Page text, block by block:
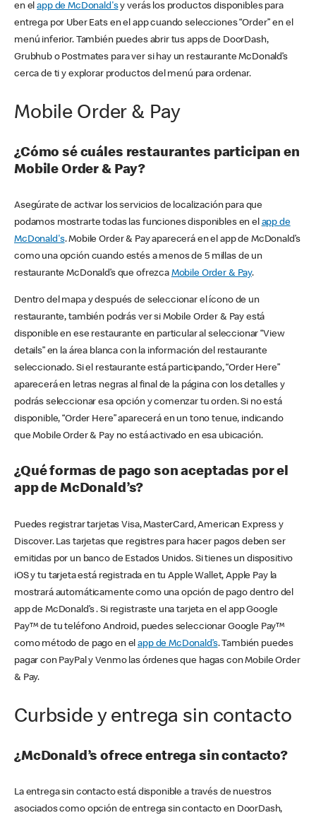
en elapp de McDonald'sy verás los productos disponibles para
entrega por Uber Eats en el app cuando selecciones “Order” en el
menú inferior. También puedes abrir tus apps de DoorDash,
Grubhub o Postmates para ver si hay un restaurante McDonald’s
cerca de ti y explorar productos del menú para ordenar.
Mobile Order & Pay
¿Cómo sé cuáles restaurantes participan en
Mobile Order & Pay?
Asegúrate de activar los servicios de localización para que
podamos mostrarte todas las funciones disponibles en el app de
McDonald's. Mobile Order & Pay aparecerá en el app de McDonald’s
como una opción cuando estés a menos de 5 millas de un
restaurante McDonald’s que ofrezca Mobile Order & Pay.
Dentro del mapa y después de seleccionar el ícono de un
restaurante, también podrás ver si Mobile Order & Pay está
disponible en ese restaurante en particular al seleccionar “View
details” en la área blanca con la información del restaurante
seleccionado. Si el restaurante está participando, “Order Here”
aparecerá en letras negras al final de la página con los detalles y
podrás seleccionar esa opción y comenzar tu orden. Si no está
disponible, “Order Here” aparecerá en un tono tenue, indicando
que Mobile Order & Pay no está activado en esa ubicación.
¿Qué formas de pago son aceptadas por el
app de McDonald’s?
Puedes registrar tarjetas Visa, MasterCard, American Express y
Discover. Las tarjetas que registres para hacer pagos deben ser
emitidas por un banco de Estados Unidos. Si tienes un dispositivo
iOS y tu tarjeta está registrada en tu Apple Wallet, Apple Pay la
mostrará automáticamente como una opción de pago dentro del
app de McDonald’s . Si registraste una tarjeta en el app Google
Pay™ de tu teléfono Android, puedes seleccionar Google Pay™
como método de pago en elapp de McDonald’s. También puedes
pagar con PayPal y Venmo las órdenes que hagas con Mobile Order
& Pay.
Curbside y entrega sin contacto
¿McDonald’s ofrece entrega sin contacto?
La entrega sin contacto está disponible a través de nuestros
asociados como opción de entrega sin contacto en DoorDash,